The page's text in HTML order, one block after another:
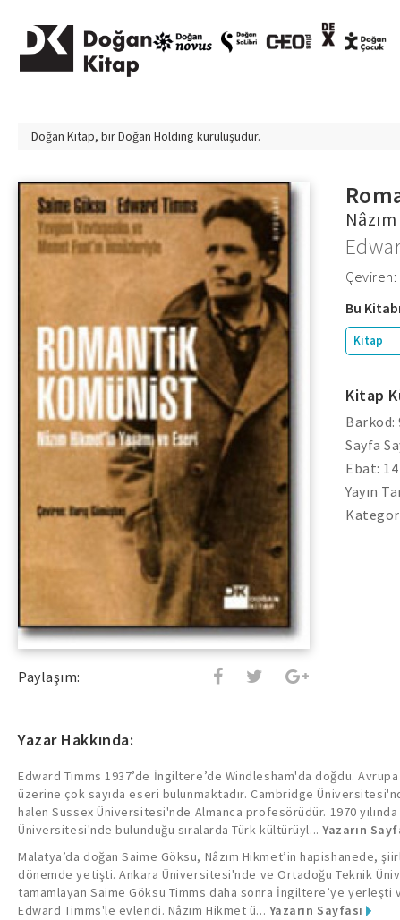
Doğan Kitap, birDoğan Holding kuruluşudur.
Paylaşım:
Çeviren:
Bu
Kitap
Kitap
Barkod:
Sayfa
Ebat:
Yayın
Yazar Hakkında:
Edward Timms 1937’de İngiltere’de Windlesham'da doğdu.
üzerine çok sayıda eseri bulunmaktadır. Cambridge
halen Sussex Üniversitesi'nde Almanca profesörüdür. 1970
Üniversitesi'nde bulunduğu sıralarda Türk kültürüyl...Yazarın
Malatya’da doğan Saime Göksu, Nâzım Hikmet’in hapishanede,
dönemde yetişti. Ankara Üniversitesi'nde ve Ortadoğu Teknik
tamamlayan Saime Göksu Timms daha sonra İngiltere’ye yerleşti
Edward Timms'le evlendi. Nâzım Hikmet ü... Yazarın Sayfası